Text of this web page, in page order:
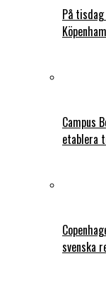
På
Campus
etablera
svenska